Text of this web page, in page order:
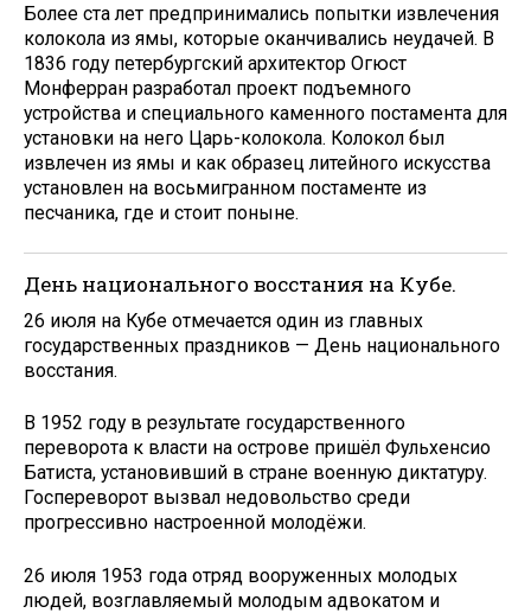
Более ста лет предпринимались попытки извлечения
колокола из ямы, которые оканчивались неудачей. В
1836 году петербургский архитектор Огюст
Монферран разработал проект подъемного
устройства и специального каменного постамента для
установки на него Царь-колокола. Колокол был
извлечен из ямы и как образец литейного искусства
установлен на восьмигранном постаменте из
песчаника, где и стоит поныне.
День национального восстания на Кубе.
26 июля на Кубе отмечается один из главных
государственных праздников — День национального
восстания.
В 1952 году в результате государственного
переворота к власти на острове пришёл Фульхенсио
Батиста, установивший в стране военную диктатуру.
Госпереворот вызвал недовольство среди
прогрессивно настроенной молодёжи.
26 июля 1953 года отряд вооруженных молодых
людей, возглавляемый молодым адвокатом и